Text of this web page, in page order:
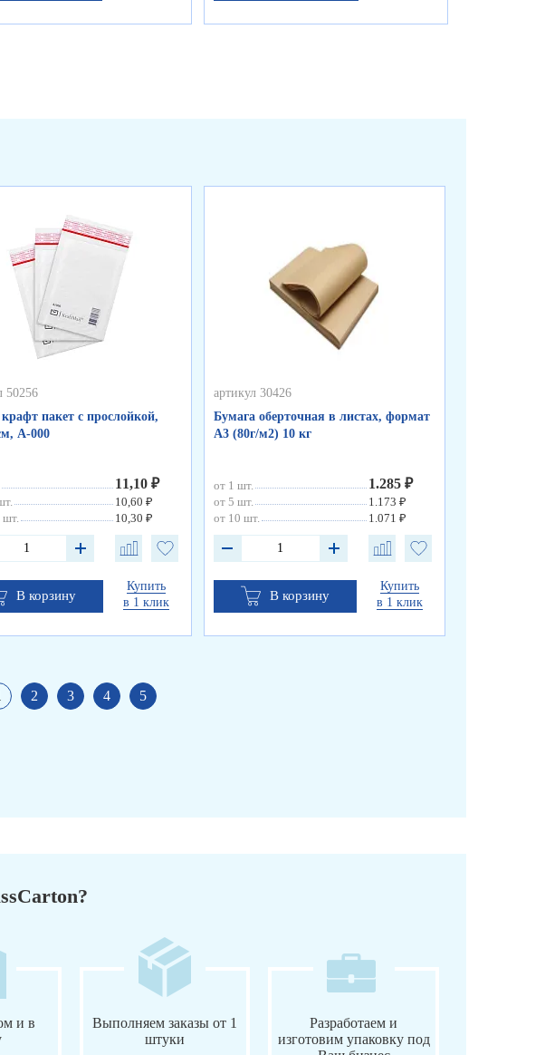
50256
пакет с прослойкой,
А-000
11,10 ₽
10,60 ₽
шт.
10,30 ₽
В корзину
Купить
в 1 клик
артикул 30426
Бумага оберточная в листах, формат
А3 (80г/м2) 10 кг
от 1 шт. 1.285 ₽
от 5 шт.
1.173 ₽
от 10 шт.
1.071 ₽
В корзину
Купить
в 1 клик
2 3 4 5
и в
Выполняем заказы от 1
штуки
Разработаем и
изготовим упаковку под